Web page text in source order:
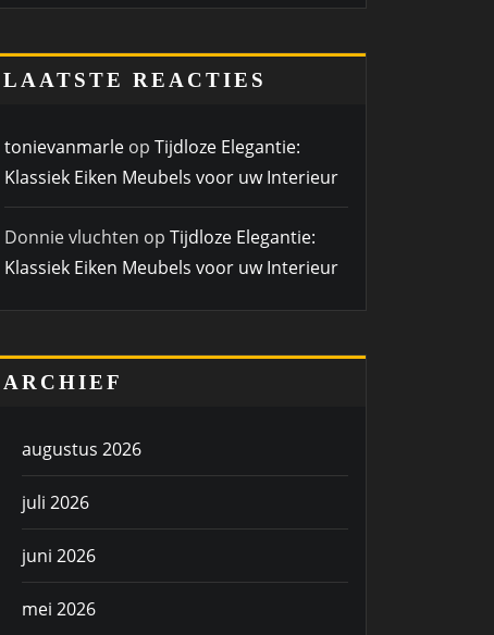
LAATSTE REACTIES
tonievanmarle op Tijdloze Elegantie:
Klassiek Eiken Meubels voor uw Interieur
Donnie vluchten op Tijdloze Elegantie:
Klassiek Eiken Meubels voor uw Interieur
ARCHIEF
augustus 2026
juli 2026
juni 2026
mei 2026